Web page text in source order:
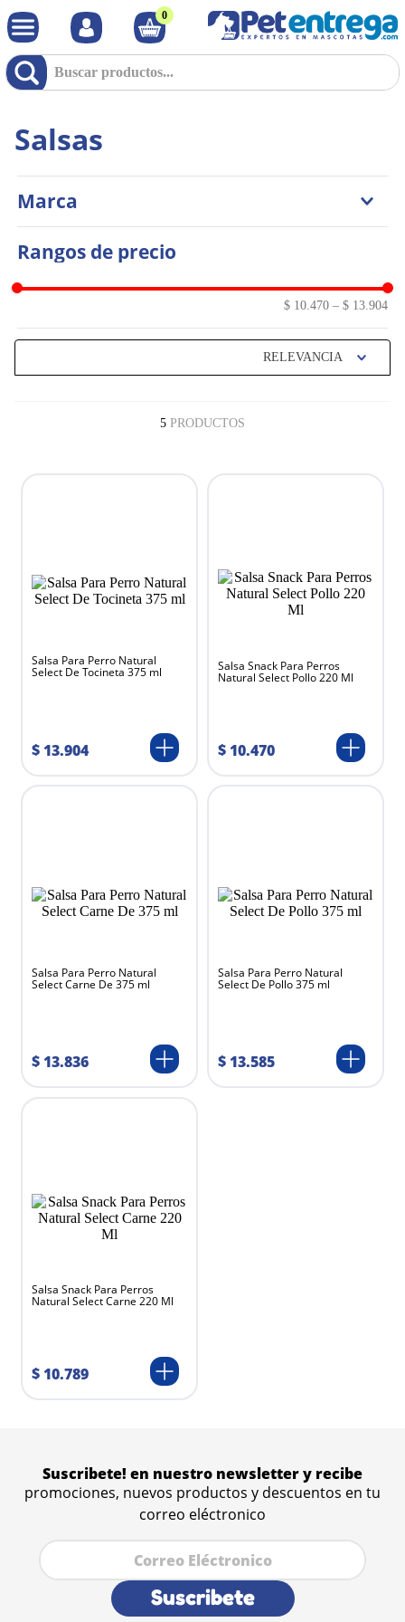
0
RELEVANCIA
Marca
Rangos de precio
$ 10.470 – $ 13.904
Salsas
5 PRODUCTOS
Salsa Para Perro Natural
Select De Tocineta 375 ml
$13.904
Salsa Snack Para Perros
Natural Select Pollo 220 Ml
$10.470
Salsa Para Perro Natural
Select Carne De 375 ml
$13.836
Salsa Para Perro Natural
Select De Pollo 375 ml
$13.585
Salsa Snack Para Perros
Natural Select Carne 220 Ml
$10.789
Suscribete! en nuestro newsletter y recibe
promociones, nuevos productos y descuentos en tu
correo eléctronico
Suscribete